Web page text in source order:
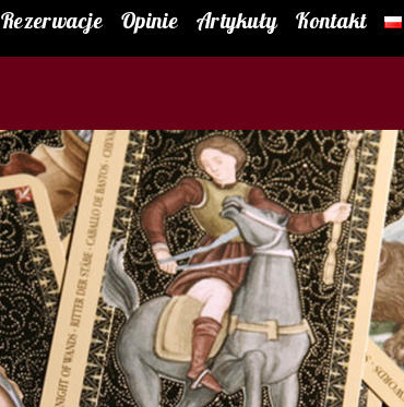
Rezerwacje Opinie Artykuły Kontakt